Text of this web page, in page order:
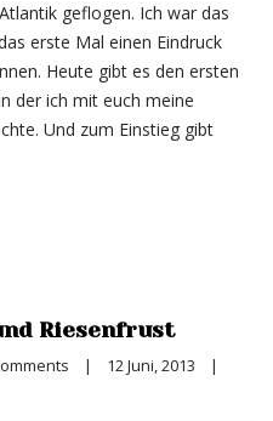
geflogen. Ich war das
erste Mal einen Eindruck
Heute gibt es den ersten
der ich mit euch meine
Und zum Einstieg gibt
Riesenfrust
| 12 Juni, 2013 |